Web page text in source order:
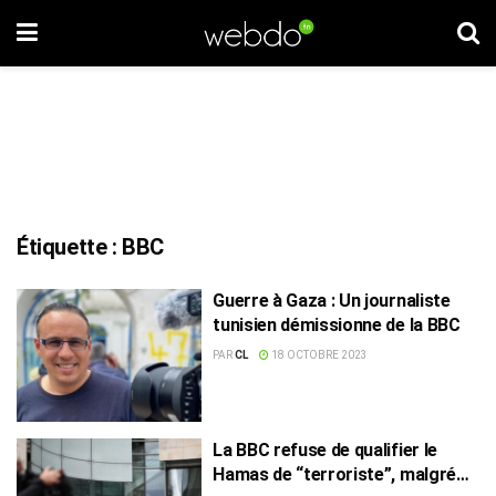
Étiquette : BBC
Guerre à Gaza : Un journaliste
tunisien démissionne de la BBC
PARCL 18 OCTOBRE 2023
La BBC refuse de qualifier le
Hamas de “terroriste”, malgré